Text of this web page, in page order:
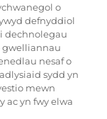
o
defnyddiol
dechnolegau
gwelliannau
nesaf o
sydd yn
mewn
ac yn fwy elwa